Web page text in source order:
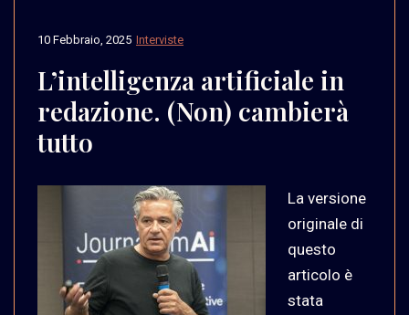
Interviste
10 Febbraio, 2025
L’intelligenza artificiale in
redazione. (Non) cambierà
tutto
La versione
originale di
questo
articolo è
stata